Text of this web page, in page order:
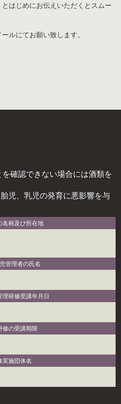
とはじめにお伝えいただくとスムー
ルにてお願い致します。
確認できない場合には酒類を
児、乳児の発育に悪影響を与
名称及び所在地
管理者の氏名
理研修受講年月日
修の受講期限
実施団体名